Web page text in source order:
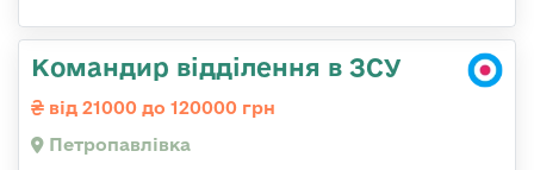
Командир відділення в ЗСУ
від 21000 до 120000 грн
Петропавлівка